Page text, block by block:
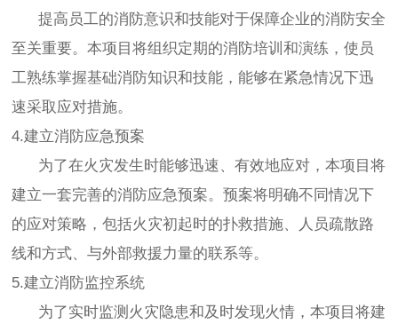
提高员工的消防意识和技能对于保障企业的消防安全
至关重要。本项目将组织定期的消防培训和演练，使员
工熟练掌握基础消防知识和技能，能够在紧急情况下迅
速采取应对措施。
4.建立消防应急预案
为了在火灾发生时能够迅速、有效地应对，本项目将
建立一套完善的消防应急预案。预案将明确不同情况下
的应对策略，包括火灾初起时的扑救措施、人员疏散路
线和方式、与外部救援力量的联系等。
5.建立消防监控系统
为了实时监测火灾隐患和及时发现火情，本项目将建